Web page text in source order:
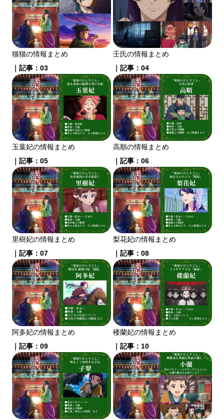
猫猫の情報まとめ
壬氏の情報まとめ
｜記事：03
玉葉妃の情報まとめ
｜記事：04
高順の情報まとめ
｜記事：05
里樹妃の情報まとめ
｜記事：06
梨花妃の情報まとめ
｜記事：07
阿多妃の情報まとめ
｜記事：08
楼蘭妃の情報まとめ
｜記事：09
｜記事：10